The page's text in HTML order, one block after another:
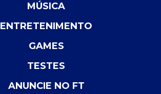
MÚSICA
ENTRETENIMENTO
GAMES
TESTES
ANUNCIE NO FT